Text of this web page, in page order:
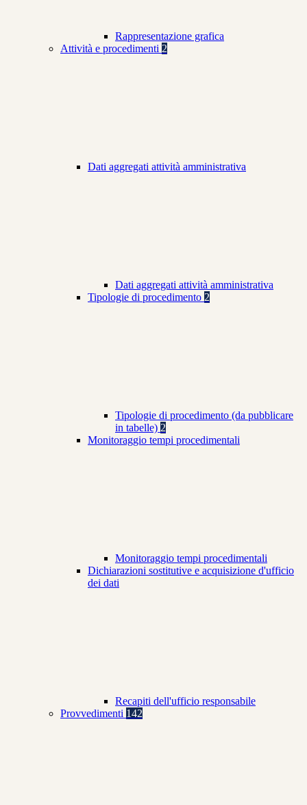
Rappresentazione grafica
Attività e procedimenti 2
Dati aggregati attività amministrativa
Dati aggregati attività amministrativa
Tipologie di procedimento 2
Tipologie di procedimento (da pubblicare
in tabelle) 2
Monitoraggio tempi procedimentali
Monitoraggio tempi procedimentali
Dichiarazioni sostitutive e acquisizione d'ufficio
dei dati
Recapiti dell'ufficio responsabile
Provvedimenti 142